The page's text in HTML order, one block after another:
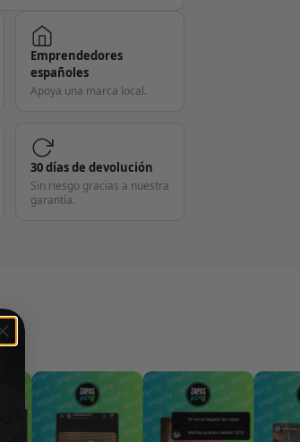
Emprendedores
españoles
Apoya una marca local.
30 días de devolución
Sin riesgo gracias a nuestra
garantía.